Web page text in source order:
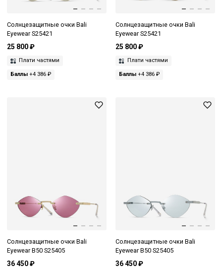
Солнцезащитные очки Bali
Eyewear S25421
25 800 ₽
Плати частями
Баллы +4 386 ₽
Солнцезащитные очки Bali
Eyewear S25421
25 800 ₽
Плати частями
Баллы+4 386 ₽
Солнцезащитные очки Bali
Eyewear B50 S25405
36 450 ₽
Солнцезащитные очки Bali
Eyewear B50 S25405
36 450 ₽